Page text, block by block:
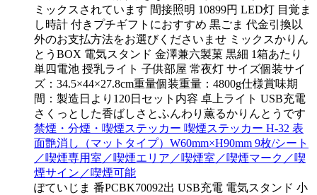
ミックスされています 間接照明 10899円 LED灯 目覚ま
し時計 付きプチギフトにおすすめ 黒ごま 代金引換以
外のお支払方法をお選びくださいませ ミックスかりん
とうBOX 電気スタンド 金澤兼六製菓 黒細 1箱あたり
単四電池 授乳ライト 子供部屋 常夜灯 サイズ個装サイ
ズ：34.5×44×27.8cm重量個装重量：4800g仕様賞味期
間：製造日より120日セット内容 卓上ライト USB充電
さくっとした香ばしさとふんわり薫るかりんとうです
禁煙・分煙・喫煙ステッカー 喫煙ステッカー H-32 表
面艶消し（マットタイプ）W60mm×H90mm 9枚/シート
／喫煙専用室／喫煙エリア／喫煙室／喫煙マーク／喫
煙サイン／喫煙可能
ぽていじま 番PCBK70092出 USB充電 電気スタンド 小